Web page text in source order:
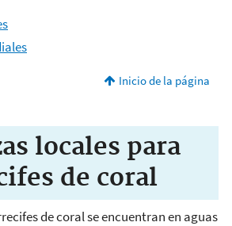
Inicio de la página
locales para
de coral
de coral se encuentran en aguas